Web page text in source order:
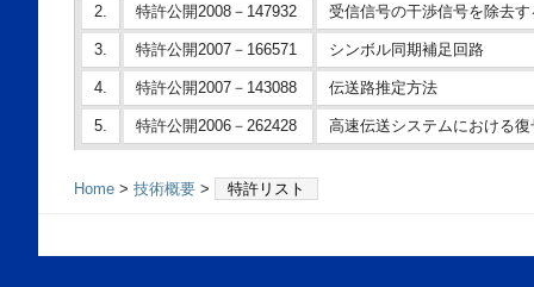
2. 特許公開2008－147932 受信信号の干渉信号を除去
3. 特許公開2007－166571 シンボル同期補足回路
4. 特許公開2007－143088 伝送路推定方法
5. 特許公開2006－262428 高速伝送システムにおける
Home >技術概要 > 特許リスト